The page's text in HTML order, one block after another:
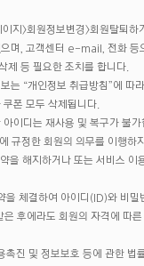
지>회원정보변경>회원탈퇴하
며, 고객센터 e-mail, 전화 등
제 등 필요한 조치를 합니다.
는 “개인정보 취급방침”에 따
폰 모두 삭제됩니다.
이디는 재사용 및 복구가 불가
규정한 회원의 의무를 이행하
을 해지하거나 또는 서비스 이
을 체결하여 아이디(ID)와 비밀
후에라도 회원의 자격에 따른
촉진 및 정보보호 등에 관한 법